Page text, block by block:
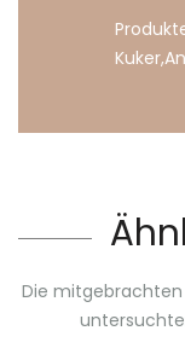
Kuker,
Die